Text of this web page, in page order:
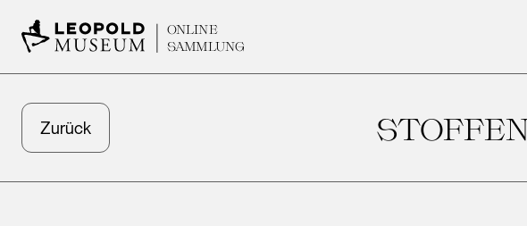
ONLINE
SAMMLUNG
Zurück